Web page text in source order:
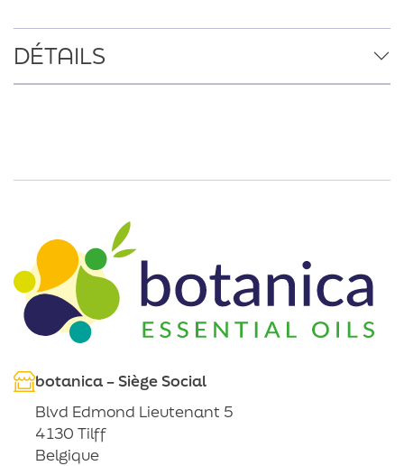
DÉTAILS
botanica – Siège Social
Blvd Edmond Lieutenant 5
4130 Tilff
Belgique